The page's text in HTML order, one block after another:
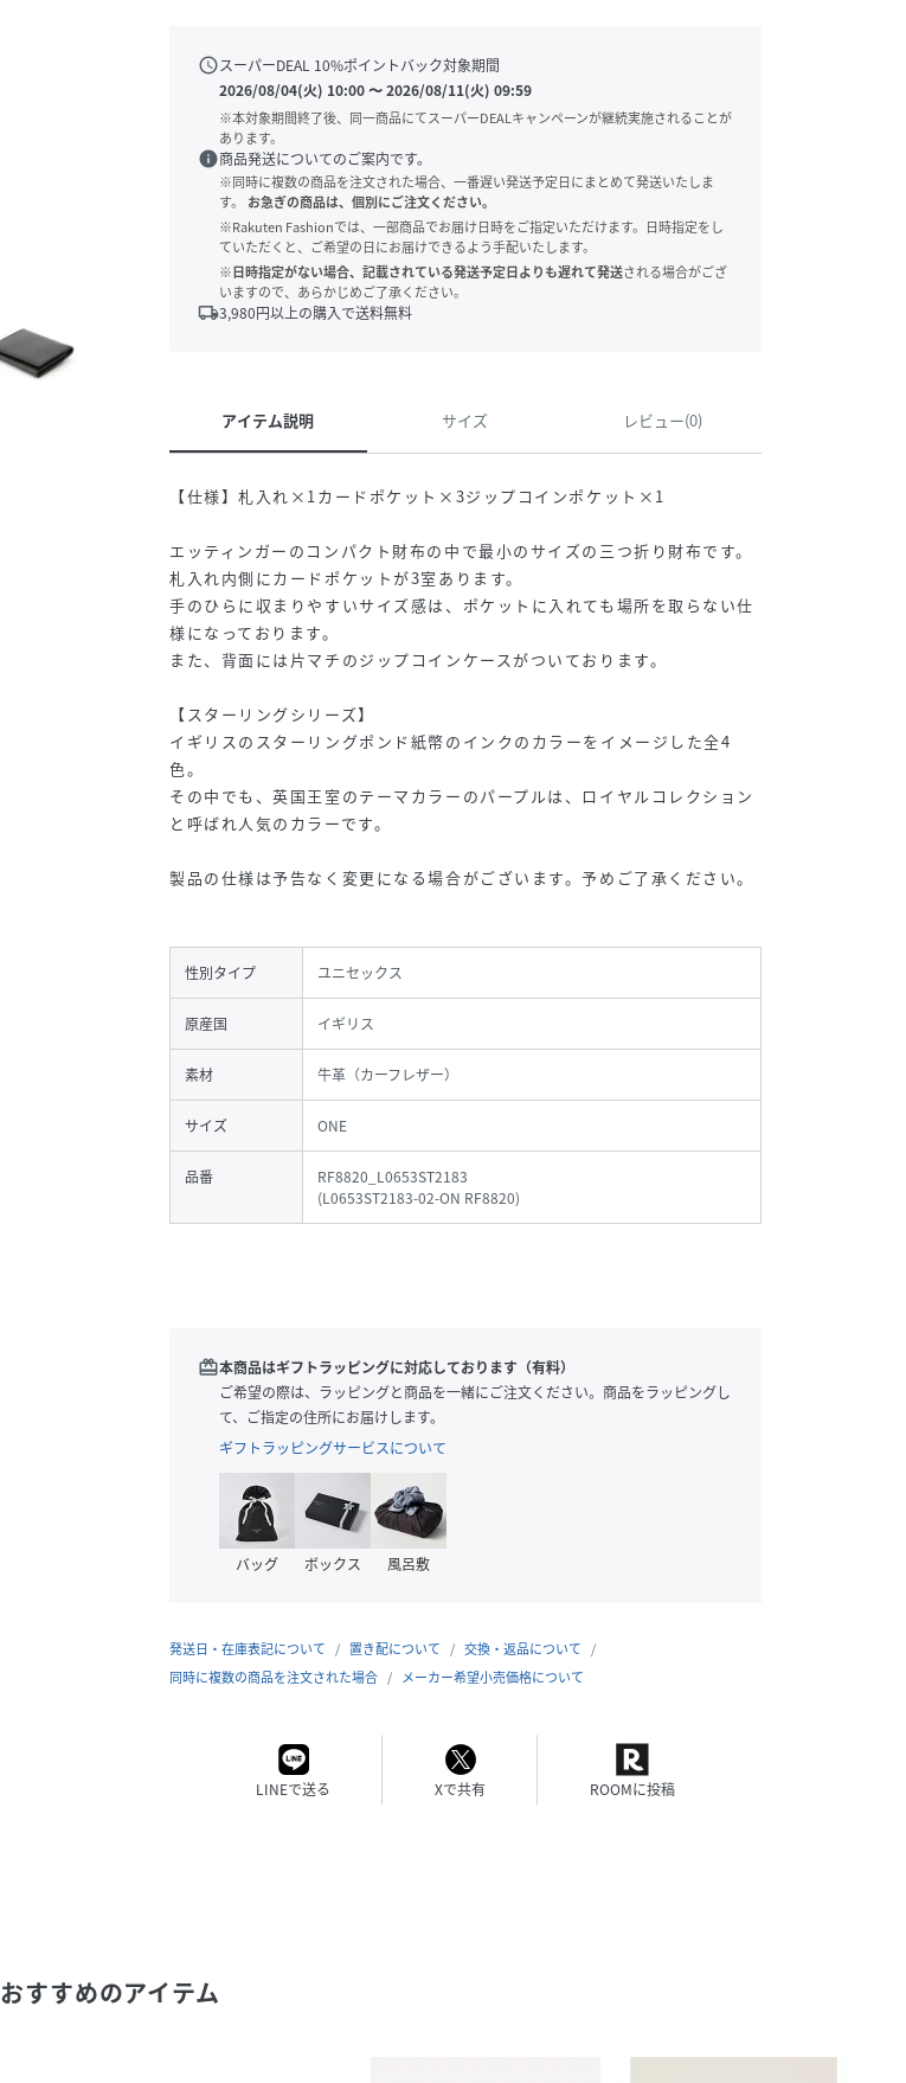
scheduleスーパーDEAL 10%ポイントバック対象期間
2026/08/04(火) 10:00〜2026/08/11(火) 09:59
※本対象期間終了後、同一商品にてスーパーDEALキャンペーンが継続実施されることが
あります。
info商品発送についてのご案内です。
※同時に複数の商品を注文された場合、一番遅い発送予定日にまとめて発送いたしま
す。
お急ぎの商品は、個別にご注文ください。
※Rakuten Fashionでは、一部商品でお届け日時をご指定いただけます。日時指定をし
ていただくと、ご希望の日にお届けできるよう手配いたします。
※日時指定がない場合、記載されている発送予定日よりも遅れて発送される場合がござ
いますので、あらかじめご了承ください。
local_shipping3,980円以上の購入で送料無料
アイテム説明 サイズ レビュー(0)
【仕様】札入れ×1カードポケット×3ジップコインポケット×1
エッティンガーのコンパクト財布の中で最小のサイズの三つ折り財布です。
札入れ内側にカードポケットが3室あります。
手のひらに収まりやすいサイズ感は、ポケットに入れても場所を取らない仕
様になっております。
また、背面には片マチのジップコインケースがついております。
【スターリングシリーズ】
イギリスのスターリングポンド紙幣のインクのカラーをイメージした全4
色。
その中でも、英国王室のテーマカラーのパープルは、ロイヤルコレクション
と呼ばれ人気のカラーです。
製品の仕様は予告なく変更になる場合がございます。予めご了承ください。
性別タイプ ユニセックス
原産国 イギリス
素材 牛革（カーフレザー）
サイズ ONE
品番
RF8820_L0653ST2183
(L0653ST2183-02-ON RF8820)
redeem本商品はギフトラッピングに対応しております（有料）
ご希望の際は、ラッピングと商品を一緒にご注文ください。商品をラッピングし
て、ご指定の住所にお届けします。
ギフトラッピングサービスについて
バッグ ボックス 風呂敷
発送日・在庫表記について 置き配について
交換・返品について
同時に複数の商品を注文された場合
メーカー希望小売価格について
LINEで送る Xで共有 ROOMに投稿
おすすめのアイテム